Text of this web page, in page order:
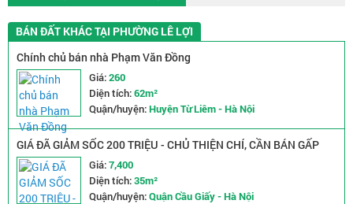
BÁN ĐẤT KHÁC TẠI PHƯỜNG LÊ LỢI
Chính chủ bán nhà Phạm Văn Đồng
Giá:260
Diện tích:62m²
Quận/huyện:Huyện Từ Liêm - Hà Nội
GIÁ ĐÃ GIẢM SỐC 200 TRIỆU - CHỦ THIỆN CHÍ, CẦN BÁN GẤP
NHÀ TRẦN QUỐC VƯỢNG - NGÕ NÔNG RỘNG - 2 MẶT THOÁNG
Giá:7,400
Diện tích:35m²
Quận/huyện:Quận Cầu Giấy - Hà Nội